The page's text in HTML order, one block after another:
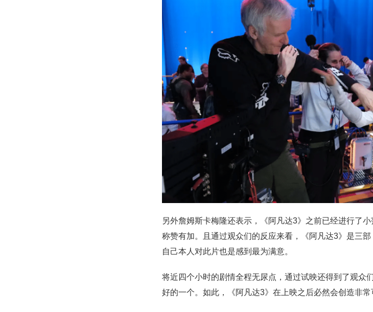
另外詹姆斯卡梅隆还表示，《阿凡达3》之前已经进行了
称赞有加。且通过观众们的反应来看，《阿凡达3》是三
自己本人对此片也是感到最为满意。
将近四个小时的剧情全程无尿点，通过试映还得到了观众
好的一个。如此，《阿凡达3》在上映之后必然会创造非常